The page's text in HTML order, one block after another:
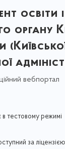
освіти
органу
вебпортал
в тестовому режимі
за ліцензією